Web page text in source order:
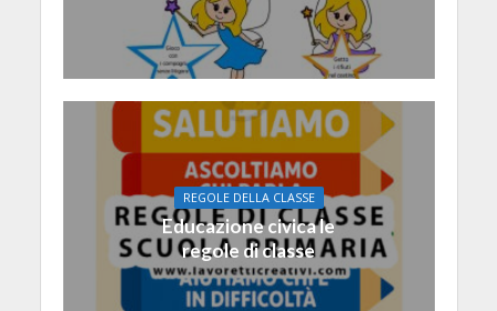
REGOLE DELLA CLASSE
Educazione civica le
regole di classe